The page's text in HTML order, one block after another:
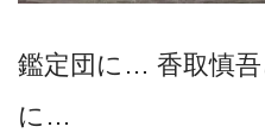
鑑定団に… 香取慎
に…